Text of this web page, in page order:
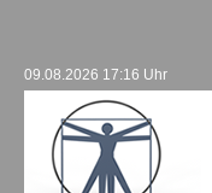
09.08.2026 17:16 Uhr